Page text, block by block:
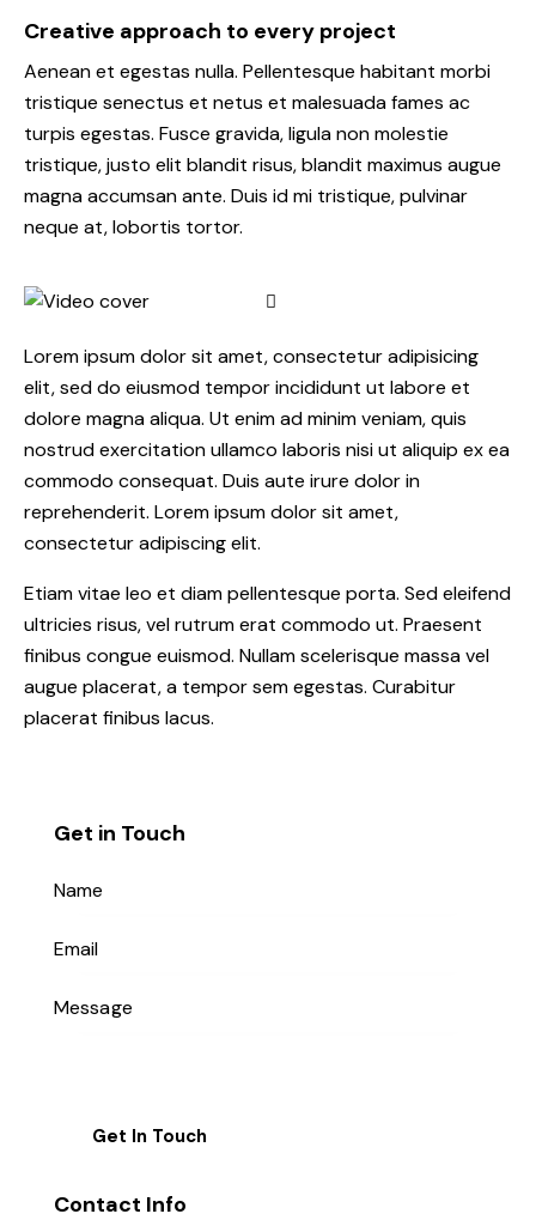
Creative approach to every project
Aenean et egestas nulla. Pellentesque habitant morbi
tristique senectus et netus et malesuada fames ac
turpis egestas. Fusce gravida, ligula non molestie
tristique, justo elit blandit risus, blandit maximus augue
magna accumsan ante. Duis id mi tristique, pulvinar
neque at, lobortis tortor.
Lorem ipsum dolor sit amet, consectetur adipisicing
elit, sed do eiusmod tempor incididunt ut labore et
dolore magna aliqua. Ut enim ad minim veniam, quis
nostrud exercitation ullamco laboris nisi ut aliquip ex ea
commodo consequat. Duis aute irure dolor in
reprehenderit. Lorem ipsum dolor sit amet,
consectetur adipiscing elit.
Etiam vitae leo et diam pellentesque porta. Sed eleifend
ultricies risus, vel rutrum erat commodo ut. Praesent
finibus congue euismod. Nullam scelerisque massa vel
augue placerat, a tempor sem egestas. Curabitur
placerat finibus lacus.
Get in Touch
Contact Info